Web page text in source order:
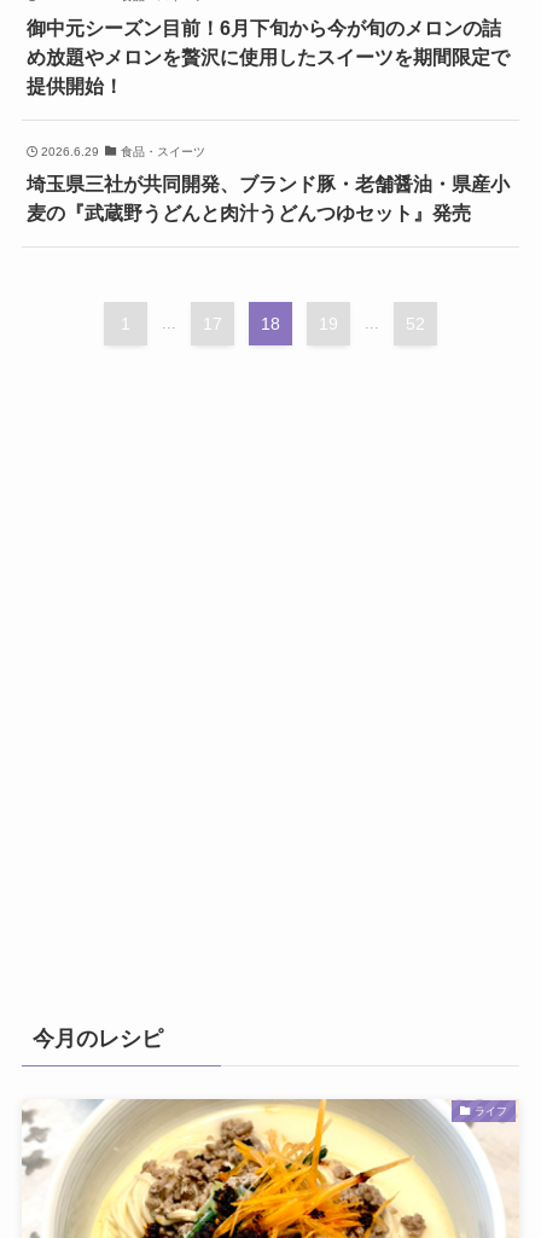
御中元シーズン目前！6月下旬から今が旬のメロンの詰
め放題やメロンを贅沢に使用したスイーツを期間限定で
提供開始！
2026.6.29 食品・スイーツ
埼玉県三社が共同開発、ブランド豚・老舗醤油・県産小
麦の『武蔵野うどんと肉汁うどんつゆセット』発売
1 ... 17 18 19 ... 52
今月のレシピ
ライフ